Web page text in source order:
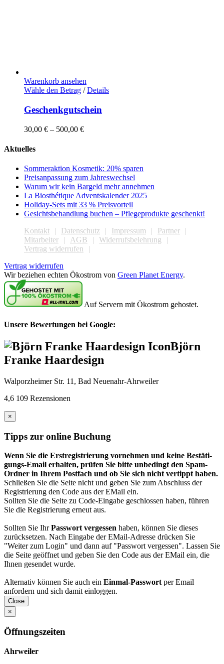
Warenkorb ansehen
Wähle den Betrag Dieses
weist
mehrere
Varianten
auf.
auf
der
Produktseite
gewählt
werden
/ Details
Geschenkgutschein
30,00 € – 500,00 €
Aktuelles
Sommeraktion Kosmetik: 20% sparen
Preisanpassung zum Jahreswechsel
Warum wir kein Bargeld mehr annehmen
La Biosthétique Adventskalender 2025
Holiday-Sets mit 33 % Preisvorteil
Gesichtsbehandlung buchen – Pflegeprodukte geschenkt!
Kontakt
Datenschutz Impressum
Partner
Mitarbeiter
AGB
Widerrufsbelehrung
Vertrag widerrufen
Vertrag widerrufen
Wir beziehen echten Ökostrom von Green Planet Energy.
Auf Servern mit Ökostrom gehostet.
Unsere Bewertungen bei Google:
Björn
Franke Haardesign
Walporzheimer Str. 11, Bad Neuenahr-Ahrweiler
4,6 109 Rezensionen
×
Tipps zur online Buchung
Wenn Sie die Erst­regis­trierung vor­nehmen und keine Bestäti­
gungs-Email erhalten, prüfen Sie bitte unbedingt den Spam-
Ordner in Ihrem Post­fach und ob Sie sich nicht vertippt haben.
Schließen Sie die Seite nicht und geben Sie zum Abschluss der
Registrierung den Code aus der EMail ein.
Sollten Sie die Seite zu Code-Eingabe geschlossen haben, führen
Sie die Registrierung erneut aus.
Sollten Sie IhrPasswort vergessen haben, können Sie dieses
zurück­setzen. Nach Eingabe der EMail-Adresse drücken Sie
"Weiter zum Login" und dann auf "Passwort vergessen". Lassen Sie
die Seite geöffnet und geben Sie den Code aus der EMail ein, die
Ihnen gesendet wurde.
Alternativ können Sie auch ein Einmal-Passwort per Email
anfordern und sich damit einloggen.
Close
×
Öffnungszeiten
Ahrweiler